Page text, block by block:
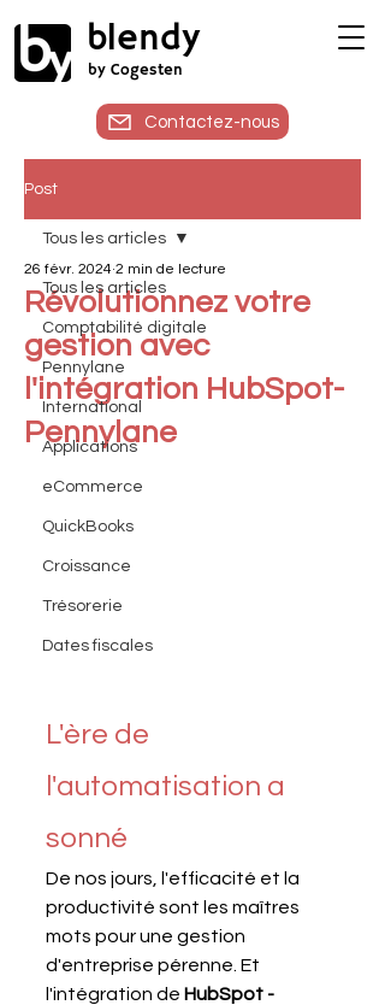
blendy
by Cogesten
Contactez-nous
Post
Tous les articles
Comptabilité digitale
Pennylane
International
Applications
eCommerce
QuickBooks
Croissance
Trésorerie
Dates fiscales
Tous les articles
Révolutionnez votre
gestion avec
l'intégration HubSpot-
Pennylane
26 févr. 2024 2 min de lecture
L'ère de
l'automatisation a
sonné
De nos jours, l'efficacité et la
productivité sont les maîtres
mots pour une gestion
d'entreprise pérenne. Et
l'intégration de HubSpot -